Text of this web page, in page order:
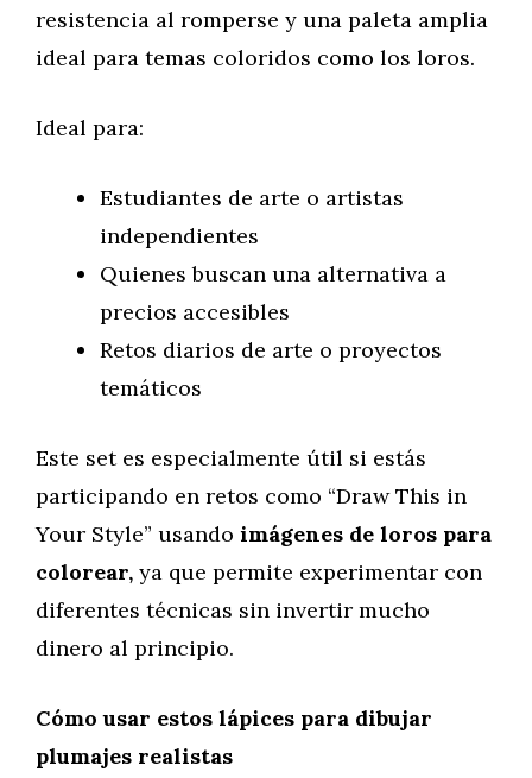
resistencia al romperse y una paleta amplia
ideal para temas coloridos como los loros.
Ideal para:
Estudiantes de arte o artistas
independientes
Quienes buscan una alternativa a
precios accesibles
Retos diarios de arte o proyectos
temáticos
Este set es especialmente útil si estás
participando en retos como “Draw This in
Your Style” usando imágenes de loros para
colorear, ya que permite experimentar con
diferentes técnicas sin invertir mucho
dinero al principio.
Cómo usar estos lápices para dibujar
plumajes realistas